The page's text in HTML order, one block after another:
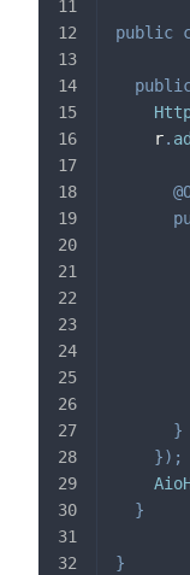
public
    r
.
}
}) ;
}
}